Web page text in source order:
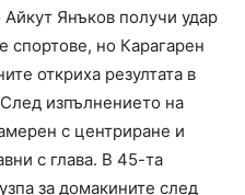
Янъков получи удар
спортове, но Карагарен
откриха резултата в
изпълнението на
с центриране и
с глава. В 45-та
за домакините след